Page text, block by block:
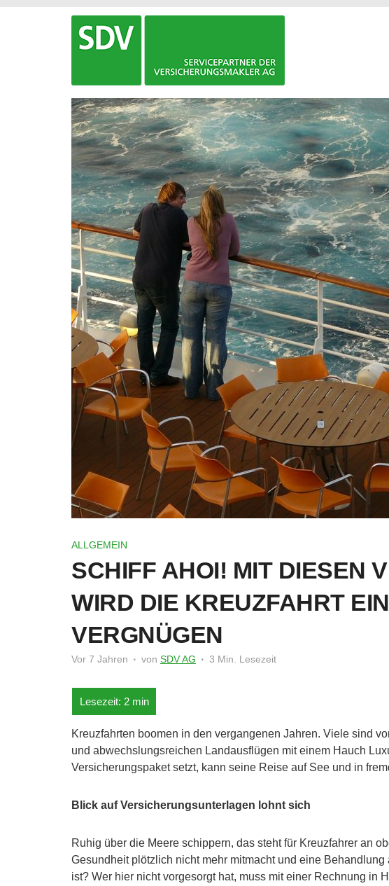
ALLGEMEIN
SCHIFF AHOI! MIT DIESEN
WIRD DIE KREUZFAHRT
VERGNÜGEN
Vor 7 Jahren von SDV AG 3 Min. Lesezeit
Kreuzfahrten boomen in den vergangenen Jahren. Viele sind
und abwechslungsreichen Landausflügen mit einem Hauch
Versicherungspaket setzt, kann seine Reise auf See und in
Blick auf Versicherungsunterlagen lohnt sich
Ruhig über die Meere schippern, das steht für Kreuzfahrer an
Gesundheit plötzlich nicht mehr mitmacht und eine
ist? Wer hier nicht vorgesorgt hat, muss mit einer Rechnung in